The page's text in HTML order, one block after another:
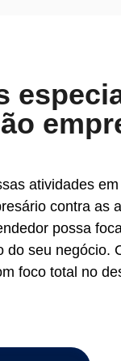
atividades
contra as
possa
do seu negócio.
foco total no